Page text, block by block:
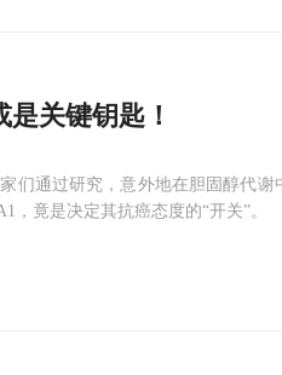
关键钥匙！
们通过研究，意外地在胆固醇代
竟是决定其抗癌态度的“开关”。